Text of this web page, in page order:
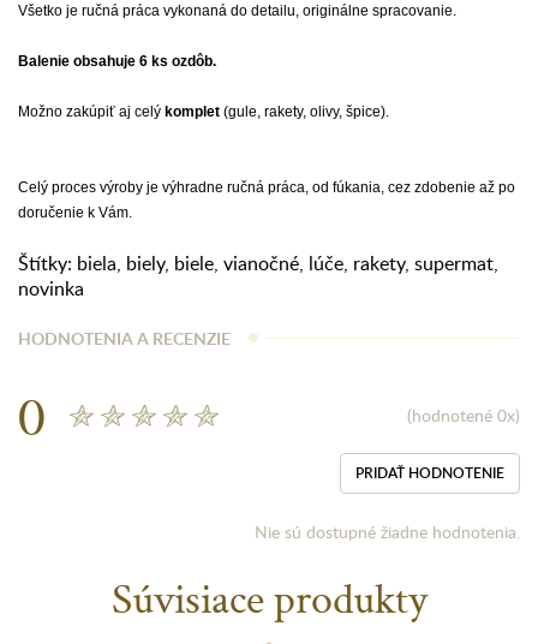
Všetko je ručná práca vykonaná do detailu, originálne spracovanie.
Balenie obsahuje 6 ks ozdôb.
Možno zakúpiť aj celý komplet (gule, rakety, olivy, špice).
Celý proces výroby je výhradne ručná práca, od fúkania, cez zdobenie až po
doručenie k Vám.
Štítky: biela, biely, biele, vianočné, lúče, rakety, supermat,
novinka
HODNOTENIA A RECENZIE
0 (hodnotené 0x)
PRIDAŤ HODNOTENIE
Nie sú dostupné žiadne hodnotenia.
Súvisiace produkty